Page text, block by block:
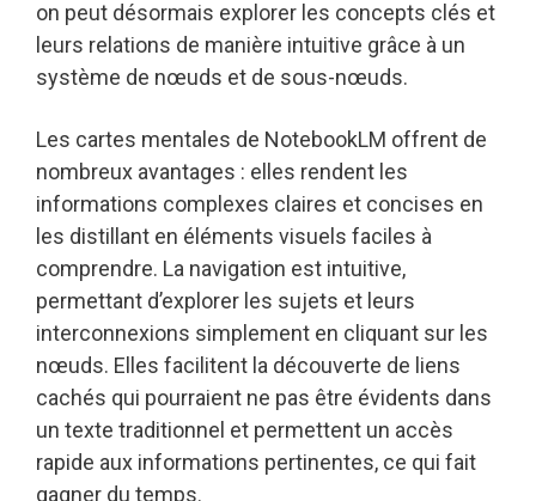
on peut désormais explorer les concepts clés et
leurs relations de manière intuitive grâce à un
système de nœuds et de sous-nœuds.
Les cartes mentales de NotebookLM offrent de
nombreux avantages : elles rendent les
informations complexes claires et concises en
les distillant en éléments visuels faciles à
comprendre. La navigation est intuitive,
permettant d’explorer les sujets et leurs
interconnexions simplement en cliquant sur les
nœuds. Elles facilitent la découverte de liens
cachés qui pourraient ne pas être évidents dans
un texte traditionnel et permettent un accès
rapide aux informations pertinentes, ce qui fait
gagner du temps.